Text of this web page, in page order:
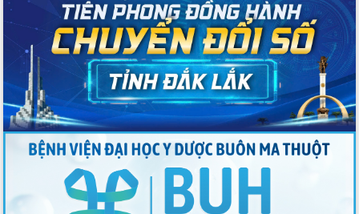
Chương trình “Gặp gỡ hữu nghị –
Friendship Meeting New Year 2026”
Bầu cử Quốc hội và HĐND: Cử tri Đắk
Lắk gửi gắm niềm tin, kỳ vọng vào lá
phiếu
Đắk Lắk sẵn sàng các điều kiện cho
Ngày hội bầu cử đại biểu Quốc hội
khóa XVI và HĐND các cấp nhiệm kỳ
2026-2031
Đảm bảo cuộc bầu cử đại biểu Quốc
hội và đại biểu HĐND các cấp diễn ra
an toàn, hiệu quả, đúng quy định